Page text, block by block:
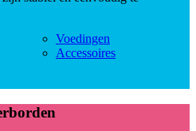
Voedingen
Accessoires